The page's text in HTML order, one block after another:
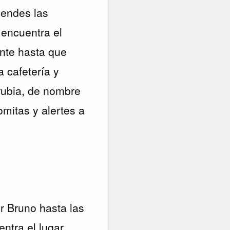
las
el
hasta que
cafetería y
de nombre
y alertes a
Bruno hasta las
el lugar